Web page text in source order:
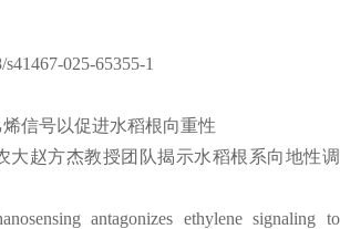
025-65355-1
信号以促进水稻根向重性
大赵方杰教授团队揭示水稻根系向地性调
antagonizes ethylene signaling to